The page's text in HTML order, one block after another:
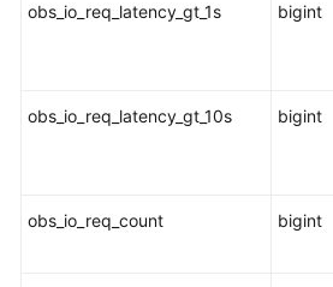
obs_io_req_latency_gt_1s bigint
obs_io_req_latency_gt_10s bigint
obs_io_req_count bigint